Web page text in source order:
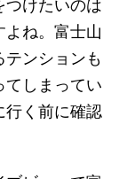
つけたいのは
ね。富士山
ンションも
てしまってい
行く前に確認